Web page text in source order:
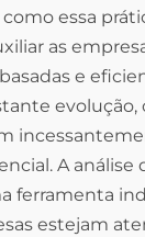
essa
as
e
evolução,
A análise
ferramenta
estejam